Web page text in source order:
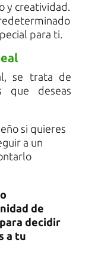
y creatividad.
para ti.
se trata de
que deseas
si quieres
a un
de
decidir
a tu